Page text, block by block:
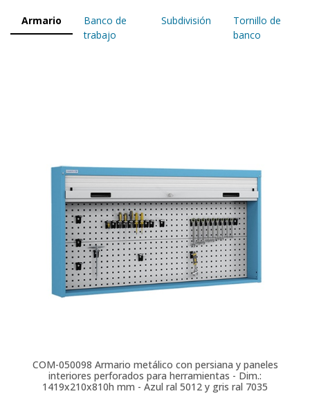
Armario
Banco de
trabajo
Subdivisión
Tornillo de
banco
COM-050098 Armario metálico con persiana y paneles
interiores perforados para herramientas - Dim.:
1419x210x810h mm - Azul ral 5012 y gris ral 7035